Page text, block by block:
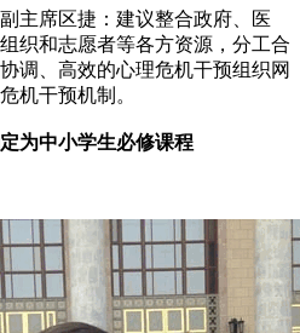
主席区捷：建议整合政府、医
织和志愿者等各方资源，分工合
调、高效的心理危机干预组织网
机干预机制。
为中小学生必修课程